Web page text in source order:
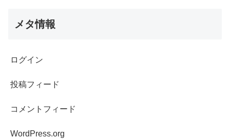
メタ情報
ログイン
投稿フィード
コメントフィード
WordPress.org